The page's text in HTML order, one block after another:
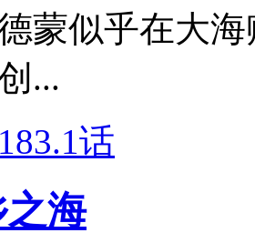
蒙似乎在大
...
话
海